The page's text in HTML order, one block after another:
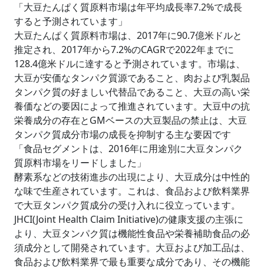
「大豆たんぱく質原料市場は年平均成長率7.2%で成長
すると予測されています」
大豆たんぱく質原料市場は、2017年に90.7億米ドルと
推定され、2017年から7.2%のCAGRで2022年までに
128.4億米ドルに達すると予測されています。市場は、
大豆が安価なタンパク質源であること、肉および乳製品
タンパク質の好ましい代替品であること、大豆の高い栄
養価などの要因によって推進されています。大豆中の抗
栄養成分の存在とGMベースの大豆製品の禁止は、大豆
タンパク質成分市場の成長を抑制する主な要因です
「食品セグメントは、2016年に用途別に大豆タンパク
質原料市場をリードしました」
酵素系などの技術進歩の出現により、大豆成分は中性的
な味で生産されています。これは、食品および飲料業界
で大豆タンパク質成分の受け入れに役立っています。
JHCI(Joint Health Claim Initiative)の健康支援の主張に
より、大豆タンパク質は機能性食品や栄養補助食品の必
須成分として開発されています。大豆および加工品は、
食品および飲料業界で最も重要な成分であり、その機能